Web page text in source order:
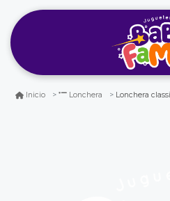
Inicio Lonchera Lonchera